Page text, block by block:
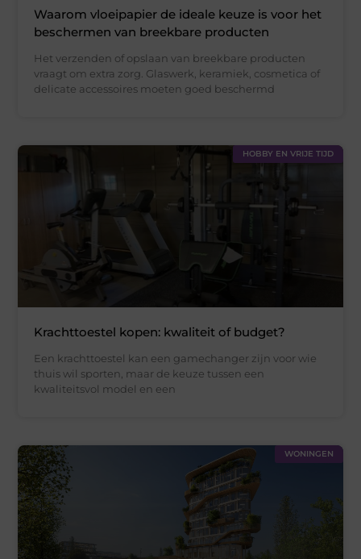
Waarom vloeipapier de ideale keuze is voor het
beschermen van breekbare producten
Het verzenden of opslaan van breekbare producten
vraagt om extra zorg. Glaswerk, keramiek, cosmetica of
delicate accessoires moeten goed beschermd
HOBBY EN VRIJE TIJD
Krachttoestel kopen: kwaliteit of budget?
Een krachttoestel kan een gamechanger zijn voor wie
thuis wil sporten, maar de keuze tussen een
kwaliteitsvol model en een
WONINGEN